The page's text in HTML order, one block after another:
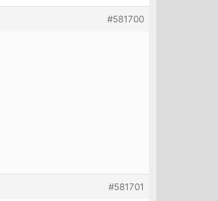
#581700
#581701